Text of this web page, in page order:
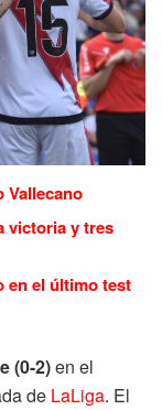
Vallecano
victoria y tres
en el último test
(0-2)en el
de LaLiga. El